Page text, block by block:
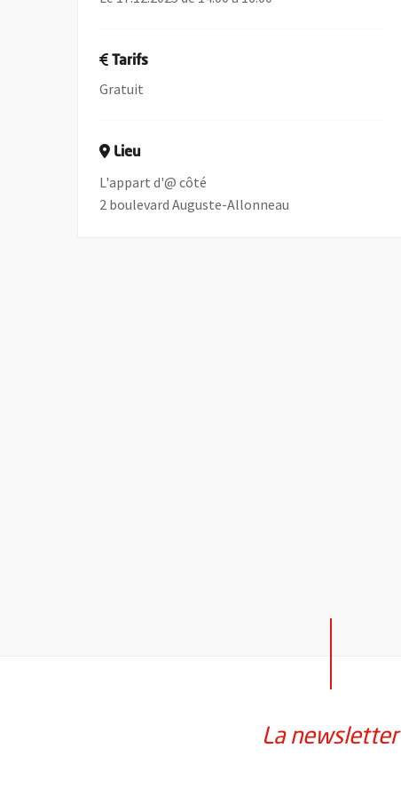
Tarifs
Gratuit
Lieu
L'appart d'@ côté
2 boulevard Auguste-Allonneau
La newsletter